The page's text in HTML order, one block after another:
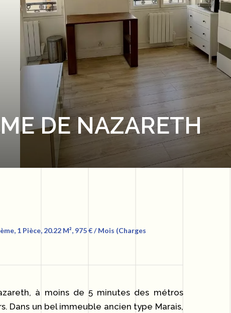
DE NAZARETH
1 Pièce, 20.22 M², 975 € / Mois (Charges
à moins de 5 minutes des métros
Dans un bel immeuble ancien type Marais,